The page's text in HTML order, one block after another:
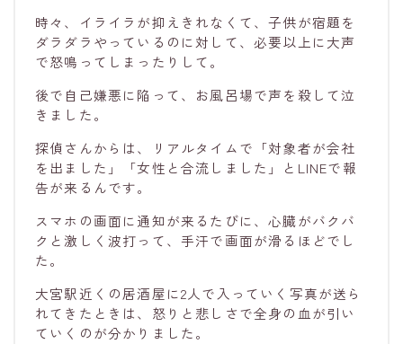
時々、イライラが抑えきれなくて、子供が宿題を
ダラダラやっているのに対して、必要以上に大声
で怒鳴ってしまったりして。
後で自己嫌悪に陥って、お風呂場で声を殺して泣
きました。
探偵さんからは、リアルタイムで「対象者が会社
を出ました」「女性と合流しました」とLINEで報
告が来るんです。
スマホの画面に通知が来るたびに、心臓がバクバ
クと激しく波打って、手汗で画面が滑るほどでし
た。
大宮駅近くの居酒屋に2人で入っていく写真が送ら
れてきたときは、怒りと悲しさで全身の血が引い
ていくのが分かりました。